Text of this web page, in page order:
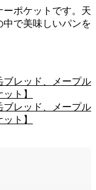
ーポケットです。天
で美味しいパンを